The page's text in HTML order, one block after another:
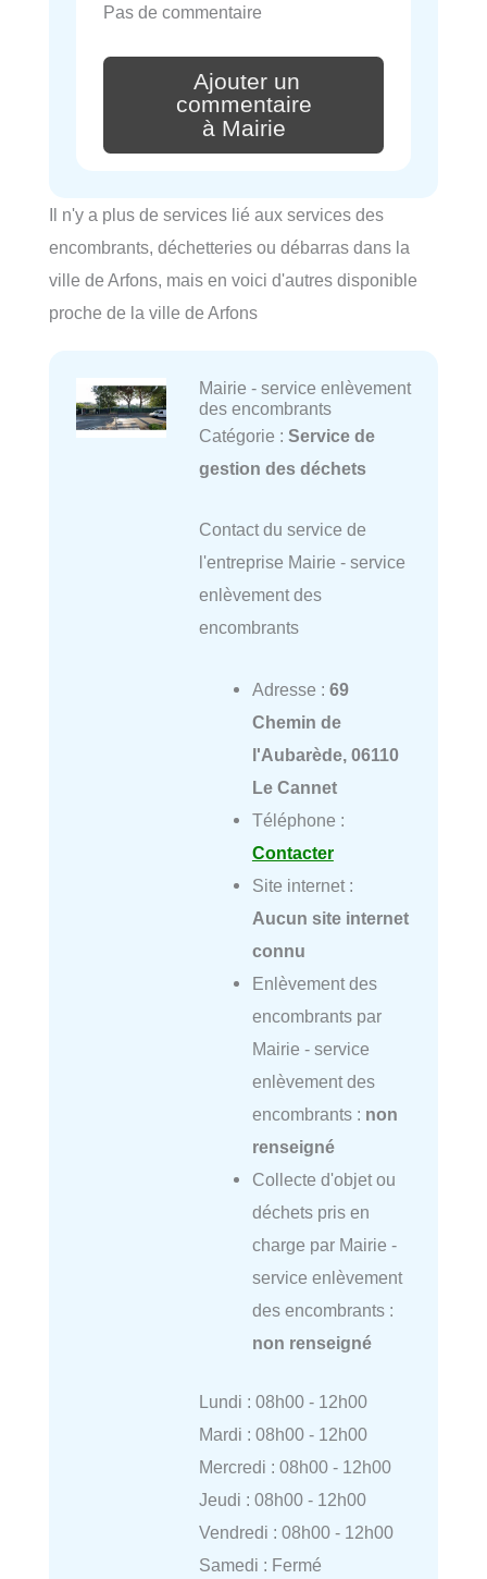
Pas de commentaire
Ajouter un
commentaire
à Mairie
Il n'y a plus de services lié aux services des
encombrants, déchetteries ou débarras dans la
ville de Arfons, mais en voici d'autres disponible
proche de la ville de Arfons
Mairie - service enlèvement
des encombrants
Catégorie : Service de
gestion des déchets
Contact du service de
l'entreprise Mairie - service
enlèvement des
encombrants
Adresse : 69
Chemin de
l'Aubarède, 06110
Le Cannet
Téléphone :
Contacter
Site internet :
Aucun site internet
connu
Enlèvement des
encombrants par
Mairie - service
enlèvement des
encombrants : non
renseigné
Collecte d'objet ou
déchets pris en
charge par Mairie -
service enlèvement
des encombrants :
non renseigné
Lundi : 08h00 - 12h00
Mardi : 08h00 - 12h00
Mercredi : 08h00 - 12h00
Jeudi : 08h00 - 12h00
Vendredi : 08h00 - 12h00
Samedi : Fermé